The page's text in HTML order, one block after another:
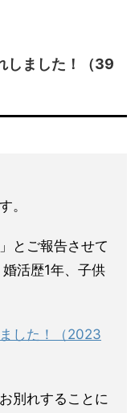
しました！（39
。
とご報告させて
活歴1年、子供
した！（2023
別れすることに